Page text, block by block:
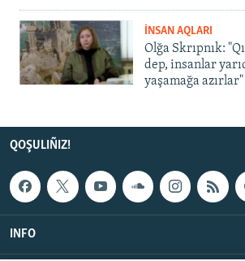
İNSAN AQLARI
Olğa Skrıpnık:
dep, insanlar
yaşamağa azırlar"
QOŞULIÑIZ!
INFO